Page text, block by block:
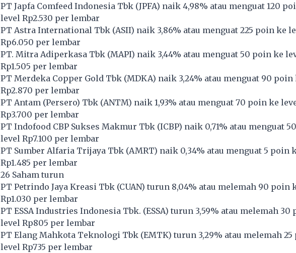
PT Japfa Comfeed Indonesia Tbk (JPFA) naik 4,98% atau menguat 120
level Rp2.530 per lembar
PT Astra International Tbk (ASII) naik 3,86% atau menguat 225 poin ke
Rp6.050 per lembar
PT. Mitra Adiperkasa Tbk (MAPI) naik 3,44% atau menguat 50 poin ke
Rp1.505 per lembar
PT Merdeka Copper Gold Tbk (MDKA) naik 3,24% atau menguat 90 poin
Rp2.870 per lembar
PT Antam (Persero) Tbk (ANTM) naik 1,93% atau menguat 70 poin ke
Rp3.700 per lembar
PT Indofood CBP Sukses Makmur Tbk (ICBP) naik 0,71% atau menguat
level Rp7.100 per lembar
PT Sumber Alfaria Trijaya Tbk (AMRT) naik 0,34% atau menguat 5 poin
Rp1.485 per lembar
26 Saham turun
PT Petrindo Jaya Kreasi Tbk (CUAN) turun 8,04% atau melemah 90 poin
Rp1.030 per lembar
PT ESSA Industries Indonesia Tbk. (ESSA) turun 3,59% atau melemah 30
level Rp805 per lembar
PT Elang Mahkota Teknologi Tbk (EMTK) turun 3,29% atau melemah
level Rp735 per lembar